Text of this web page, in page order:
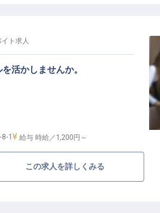
ト求人
活かしませんか。
るサービスを提供することを大切に
ホテルの顔。
1 給与 時給／1,200円～
この求人を詳しくみる